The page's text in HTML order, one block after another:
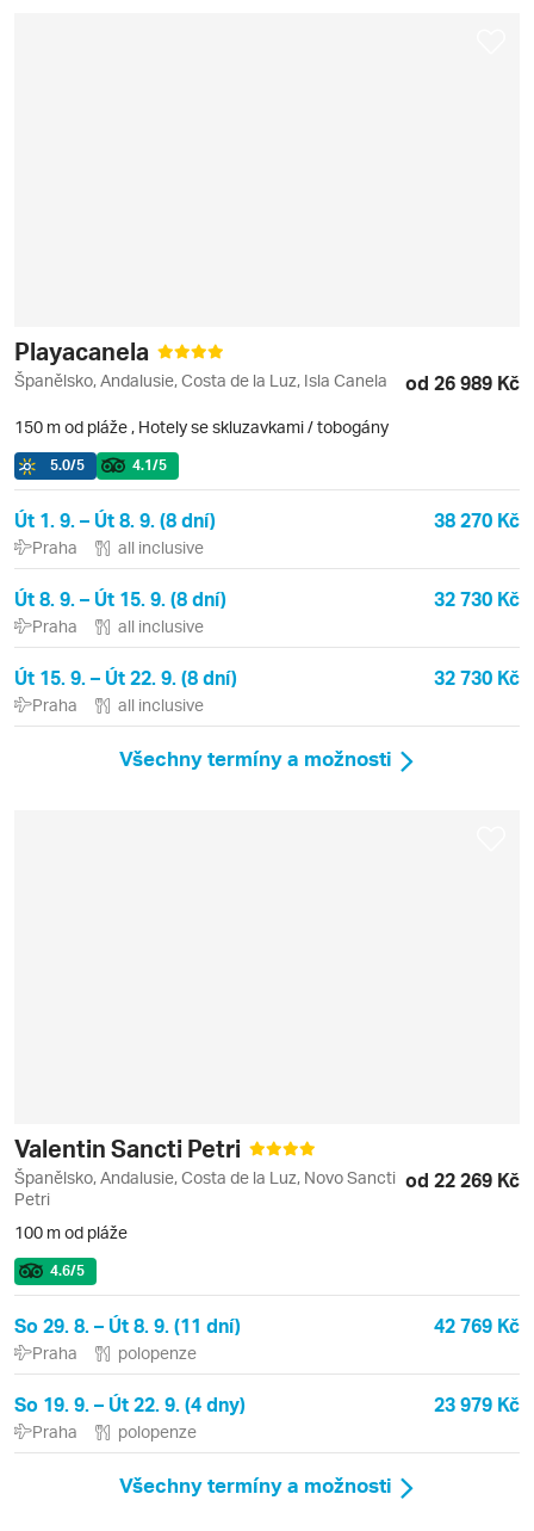
Playacanela
Španělsko, Andalusie, Costa de la Luz, Isla Canela od 26 989 Kč
150 m od pláže , Hotely se skluzavkami / tobogány
5.0/5 4.1/5
Út 1. 9. – Út 8. 9. (8 dní) 38 270 Kč
Praha all inclusive
Út 8. 9. – Út 15. 9. (8 dní) 32 730 Kč
Praha all inclusive
Út 15. 9. – Út 22. 9. (8 dní) 32 730 Kč
Praha all inclusive
Všechny termíny a možnosti
Valentin Sancti Petri
Španělsko, Andalusie, Costa de la Luz, Novo Sancti
Petri
od 22 269 Kč
100 m od pláže
4.6/5
So 29. 8. – Út 8. 9. (11 dní) 42 769 Kč
Praha polopenze
So 19. 9. – Út 22. 9. (4 dny) 23 979 Kč
Praha polopenze
Všechny termíny a možnosti